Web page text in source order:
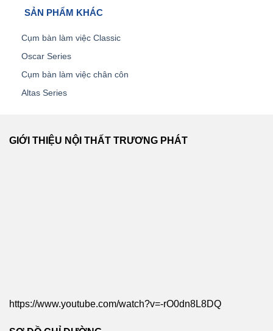
SẢN PHẨM KHÁC
Cụm bàn làm việc Classic
Oscar Series
Cụm bàn làm việc chân côn
Altas Series
GIỚI THIỆU NỘI THẤT TRƯƠNG PHÁT
https://www.youtube.com/watch?v=-rO0dn8L8DQ